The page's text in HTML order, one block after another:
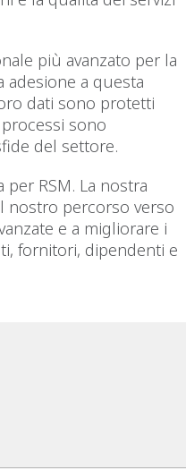
più avanzato per la
adesione a questa
dati sono protetti
sono
del settore.
RSM. La nostra
nostro percorso verso
e a migliorare i
fornitori, dipendenti e